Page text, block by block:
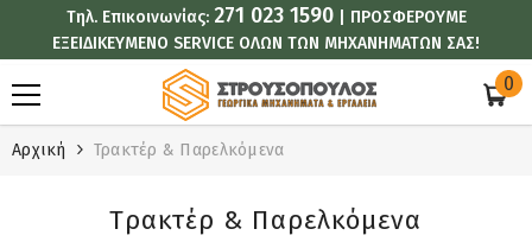
ΑΠΕΥΘΕΊΑΣ ΜΕΤΆΒΑΣΗ ΣΤΟ ΠΕΡΙΕΧΌΜΕΝΟΤηλ. Επικοινωνίας: 271 023 1590| ΠΡΟΣΦΕΡΟΥΜΕ
ΕΞΕΙΔΙΚΕΥΜΕΝΟ SERVICE ΟΛΩΝ ΤΩΝ ΜΗΧΑΝΗΜΑΤΩΝ ΣΑΣ!
00
Αρχική Τρακτέρ & Παρελκόμενα
Τρακτέρ & Παρελκόμενα